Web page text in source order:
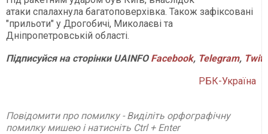
атаки спалахнула багатоповерхівка. Також зафіксовані
"прильоти" у Дрогобичі, Миколаєві та
Дніпропетровській області.
Підписуйся на сторінки UAINFO Facebook, Telegram,
РБК-Україна
Повідомити про помилку - Виділіть орфографічну
помилку мишею і натисніть Ctrl + Enter